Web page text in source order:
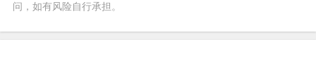
问，如有风险自行承担。